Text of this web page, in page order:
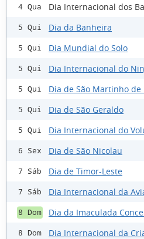
4 Qua Dia Internacional dos
5 Qui Dia da Banheira
5 Qui Dia Mundial do Solo
5 Qui Dia Internacional do
5 Qui Dia de São Martinho de
5 Qui Dia de São Geraldo
5 Qui Dia Internacional do
6 Sex Dia de São Nicolau
7 Sáb Dia de Timor-Leste
7 Sáb Dia Internacional da
8 Dom Dia da Imaculada
8 Dom Dia Internacional da